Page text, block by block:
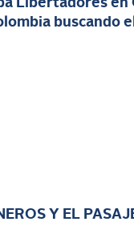
Libertadores en
buscando
Y EL